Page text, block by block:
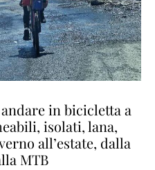
in bicicletta a
isolati, lana,
all’estate, dalla
MTB